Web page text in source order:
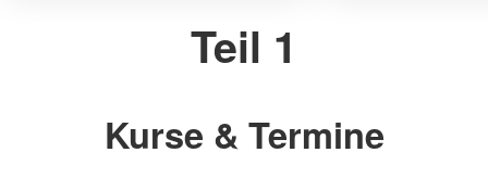
Teil 1
Kurse & Termine